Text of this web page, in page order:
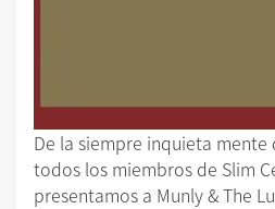
De la siempre inquieta mente
todos los miembros de Slim
presentamos a Munly & The